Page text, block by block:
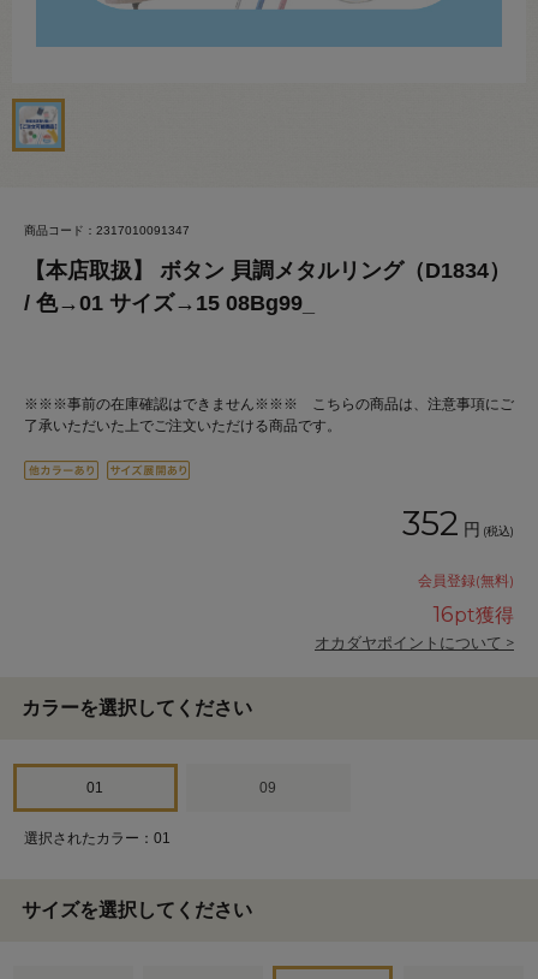
商品コード：2317010091347
【本店取扱】 ボタン 貝調メタルリング（D1834）
/ 色→01 サイズ→15 08Bg99_
※※※事前の在庫確認はできません※※※ こちらの商品は、注意事項にご
了承いただいた上でご注文いただける商品です。
352 円 (税込)
会員登録(無料)
16pt獲得
オカダヤポイントについて >
カラーを選択してください
01 09
選択されたカラー：01
サイズを選択してください